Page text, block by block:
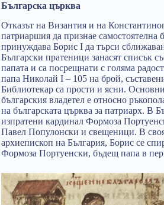
Българска църква
Отказът на Византия и на
патриаршия да признае самостоятелна
принуждава Борис I да търси
Български пратеници занасят списък
папата и са посрещнати с голяма
папа Николай I – 105 на брой,
Библиотекар са прости и ясни.
българския владетел е относно
на българската църква за патриарх. В
изпратени кардинал Формоза
Павел Популонски и свещеници. В
архиепископ на България, Борис се
Формоза Портуенски, бъдещ папа в